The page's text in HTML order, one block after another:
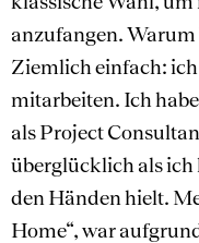
anzufangen. Warum
Ziemlich einfach:
mitarbeiten. Ich
als Project
überglücklich als ich
den Händen hielt.
Home“, war